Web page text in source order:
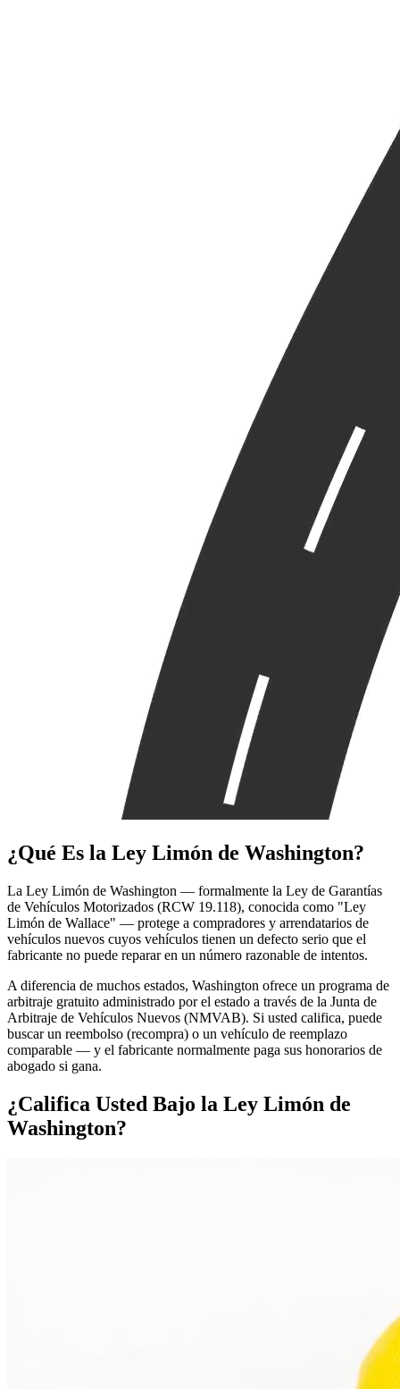
¿Qué Es la Ley Limón de Washington?
La Ley Limón de Washington — formalmente la Ley de Garantías
de Vehículos Motorizados (RCW 19.118), conocida como "Ley
Limón de Wallace" — protege a compradores y arrendatarios de
vehículos nuevos cuyos vehículos tienen un defecto serio que el
fabricante no puede reparar en un número razonable de intentos.
A diferencia de muchos estados, Washington ofrece un programa de
arbitraje gratuito administrado por el estado a través de la Junta de
Arbitraje de Vehículos Nuevos (NMVAB). Si usted califica, puede
buscar un reembolso (recompra) o un vehículo de reemplazo
comparable — y el fabricante normalmente paga sus honorarios de
abogado si gana.
¿Califica Usted Bajo la Ley Limón de
Washington?